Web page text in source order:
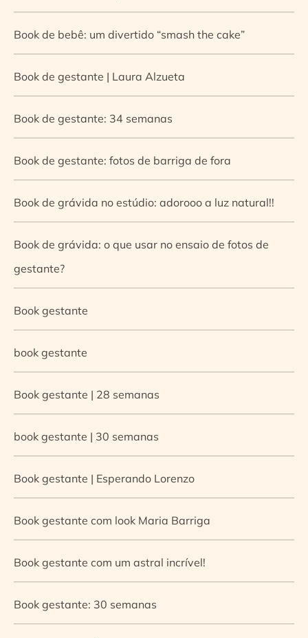
Book de bebê: um divertido “smash the cake”
Book de gestante | Laura Alzueta
Book de gestante: 34 semanas
Book de gestante: fotos de barriga de fora
Book de grávida no estúdio: adorooo a luz natural!!
Book de grávida: o que usar no ensaio de fotos de
gestante?
Book gestante
book gestante
Book gestante | 28 semanas
book gestante | 30 semanas
Book gestante | Esperando Lorenzo
Book gestante com look Maria Barriga
Book gestante com um astral incrível!
Book gestante: 30 semanas